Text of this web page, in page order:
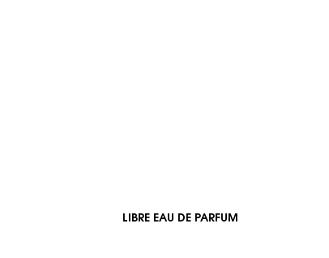
LIBRE EAU DE PARFUM